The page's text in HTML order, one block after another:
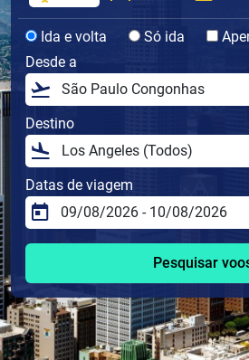
Ida e volta Só ida
Desde a
Destino
Datas de viagem
Pesquisar